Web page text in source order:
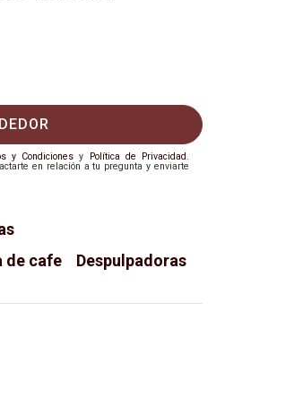
y Condiciones y Política de Privacidad.
en relación a tu pregunta y enviarte
de cafe Despulpadoras